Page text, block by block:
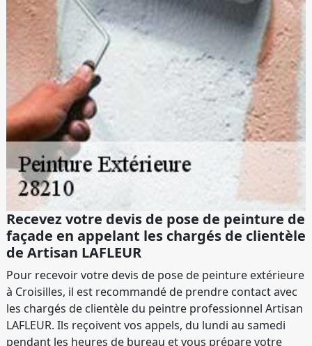
Recevez votre devis de pose de peinture de
façade en appelant les chargés de clientèle
de Artisan LAFLEUR
Pour recevoir votre devis de pose de peinture extérieure
à Croisilles, il est recommandé de prendre contact avec
les chargés de clientèle du peintre professionnel Artisan
LAFLEUR. Ils reçoivent vos appels, du lundi au samedi
pendant les heures de bureau et vous prépare votre